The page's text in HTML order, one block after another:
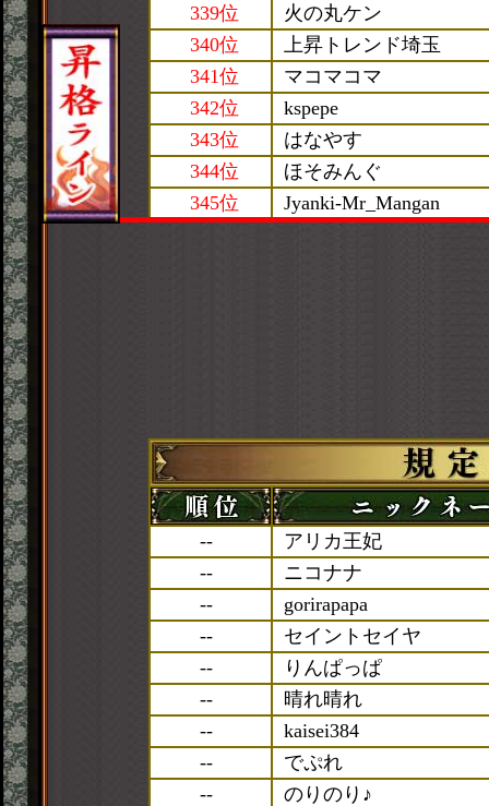
339位
火の丸ケン
340位
上昇トレンド埼玉
341位
マコマコマ
342位
kspepe
343位
はなやす
344位
ほそみんぐ
345位
Jyanki-Mr_Mangan
--
アリカ王妃
--
ニコナナ
--
gorirapapa
--
セイントセイヤ
--
りんぱっぱ
--
晴れ晴れ
--
kaisei384
--
でぷれ
--
のりのり♪